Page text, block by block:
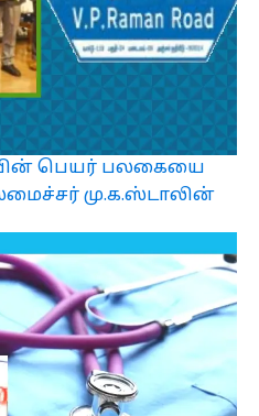
பெயர் பலகையை
மு.க.ஸ்டாலின்